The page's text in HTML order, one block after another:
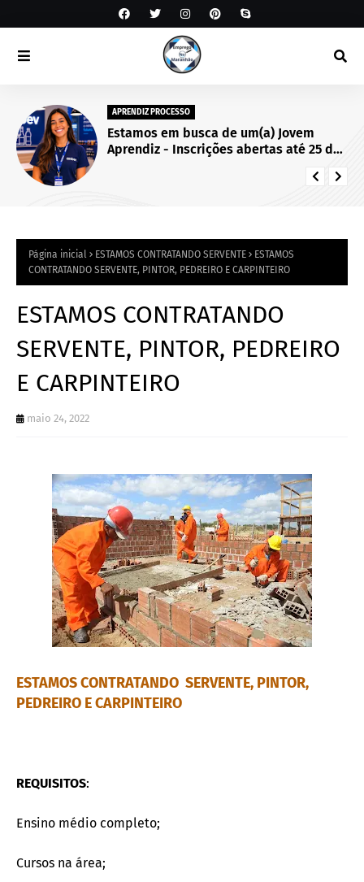
APRENDIZ PROCESSO
Estamos em busca de um(a) Jovem
Aprendiz - Inscrições abertas até 25 de
Página inicial ESTAMOS CONTRATANDO SERVENTE
ESTAMOS
CONTRATANDO SERVENTE, PINTOR, PEDREIRO E CARPINTEIRO
ESTAMOS CONTRATANDO
SERVENTE, PINTOR, PEDREIRO
E CARPINTEIRO
maio 24, 2022
ESTAMOS CONTRATANDO SERVENTE, PINTOR,
PEDREIRO E CARPINTEIRO
REQUISITOS:
Ensino médio completo;
Cursos na área;